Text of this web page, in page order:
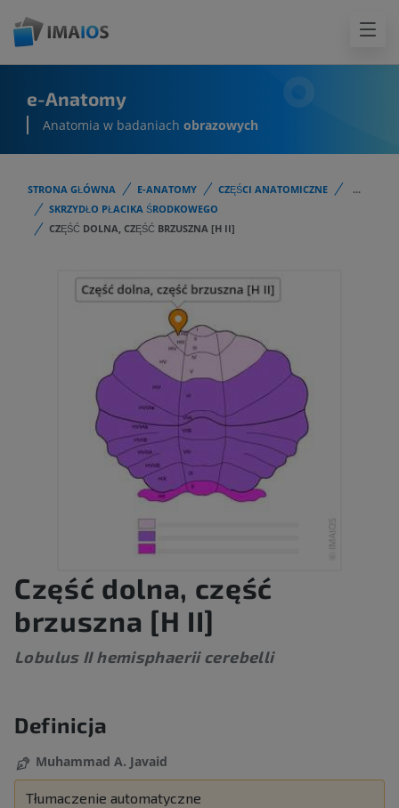
e-Anatomy
Anatomia w badaniach obrazowych
STRONA GŁÓWNA E-ANATOMY CZĘŚCI ANATOMICZNE
...
SKRZYDŁO PŁACIKA ŚRODKOWEGO
CZĘŚĆ DOLNA, CZĘŚĆ BRZUSZNA [H II]
Część dolna, część
brzuszna [H II]
Lobulus II hemisphaerii cerebelli
Definicja
Muhammad A. Javaid
Tłumaczenie automatyczne